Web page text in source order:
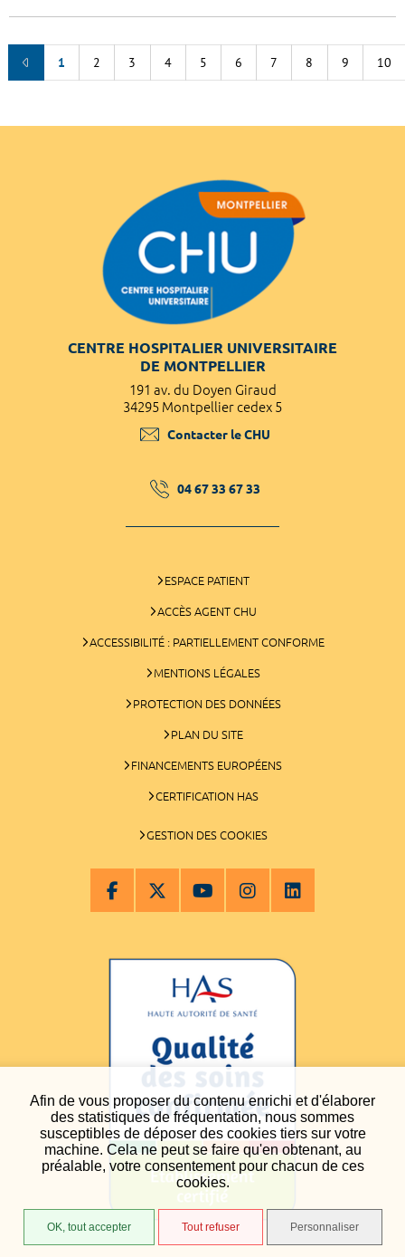
Afin de vous proposer du contenu enrichi et d'élaborer
des statistiques de fréquentation, nous sommes
susceptibles de déposer des cookies tiers sur votre
machine. Cela ne peut se faire qu'en obtenant, au
préalable, votre consentement pour chacun de ces
cookies.
OK, tout accepter Tout refuser Personnaliser
1 2 3 4 5 6 7 8 9 10
CENTRE HOSPITALIER UNIVERSITAIRE
DE MONTPELLIER
191 av. du Doyen Giraud
34295 Montpellier cedex 5
Contacter le CHU
04 67 33 67 33
ESPACE PATIENT
ACCÈS AGENT CHU
ACCESSIBILITÉ : PARTIELLEMENT CONFORME
MENTIONS LÉGALES
PROTECTION DES DONNÉES
PLAN DU SITE
FINANCEMENTS EUROPÉENS
CERTIFICATION HAS
GESTION DES COOKIES